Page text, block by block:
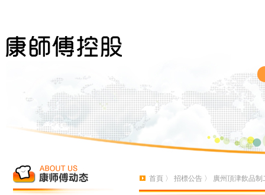
首頁 〉 招標公告 〉 廣州頂津飲品